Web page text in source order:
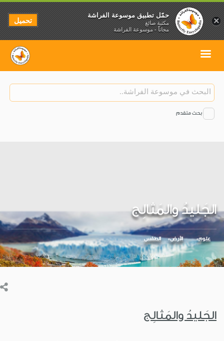
بحث متقدم
الجَليدُ والمَثالِج
علوم الأرض الطقس
الجَليدُ والمَثالِج
×
حمّل تطبيق موسوعة الفراشة
مكتبة صائغ
مجاناً - موسوعة الفراشة
تحميل